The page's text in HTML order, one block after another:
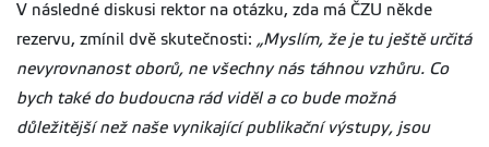
V následné diskusi rektor na otázku, zda má ČZU někde
rezervu, zmínil dvě skutečnosti: „Myslím, že je tu ještě určitá
nevyrovnanost oborů, ne všechny nás táhnou vzhůru. Co
bych také do budoucna rád viděl a co bude možná
důležitější než naše vynikající publikační výstupy, jsou